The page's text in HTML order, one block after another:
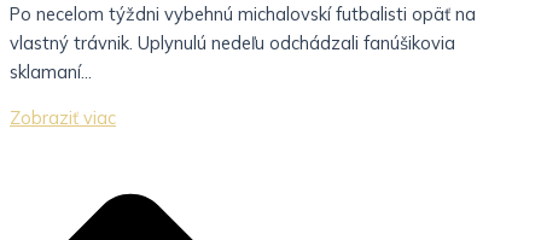
Po necelom týždni vybehnú michalovskí futbalisti opäť na
vlastný trávnik. Uplynulú nedeľu odchádzali fanúšikovia
sklamaní...
Zobraziť viac